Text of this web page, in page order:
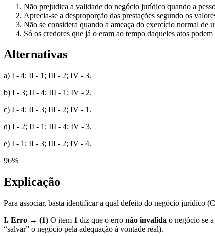
Não prejudica a validade do negócio jurídico quando a
Aprecia-se a desproporção das prestações segundo os
Não se considera quando a ameaça do exercício normal de
Só os credores que já o eram ao tempo daqueles atos
Alternativas
a) I - 4; II - 1; III - 2; IV - 3.
b) I - 3; II - 4; III - 1; IV - 2.
c) I - 4; II - 3; III - 2; IV - 1.
d) I - 2; II - 1; III - 4; IV - 3.
e) I - 1; II - 3; III - 2; IV - 4.
96%
Explicação
Para associar, basta identificar a qual defeito do negócio jurídico
I. Erro → (1) O item 1 diz que o erro não invalida o negócio se
“salvar” o negócio pela adequação à vontade real).